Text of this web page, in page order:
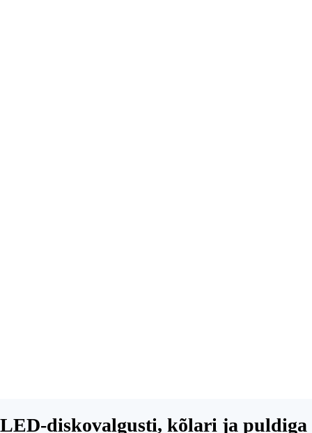
LED-diskovalgusti, kõlari ja puldiga